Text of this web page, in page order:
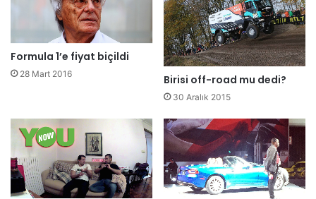
Formula 1’e fiyat biçildi
28 Mart 2016 Birisi off-road mu dedi?
30 Aralık 2015